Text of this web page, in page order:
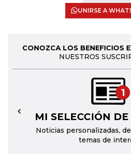
UNIRSE A
CONOZCA LOS BENEFICIOS
NUESTROS
1
MI SELECCIÓN
Noticias personalizadas,
temas de
←